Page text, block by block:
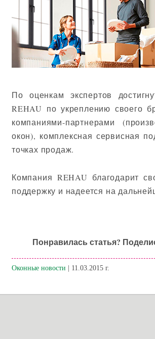
По оценкам экспертов
REHAU по укреплению своего
компаниями-партнерами
окон), комплексная сервисная
точках продаж.
Компания REHAU благодарит
поддержку и надеется на
Понравилась статья?
Оконные новости | 11.03.2015 г.